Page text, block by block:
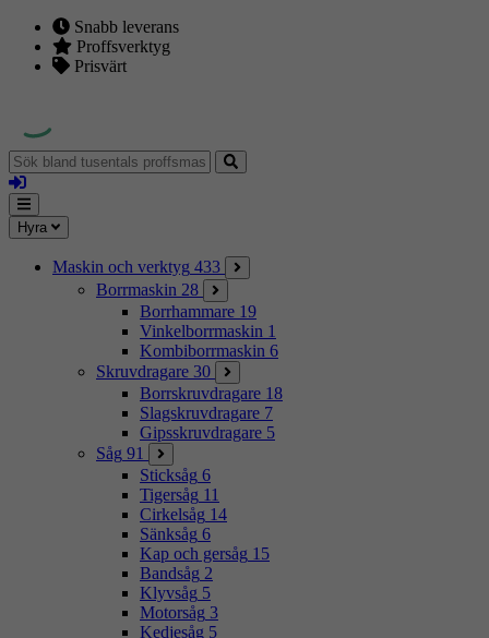
Snabb leverans
Proffsverktyg
Prisvärt
Sök
bland
tusentals
proffsmaskiner
Logga
in
Mina
sidor
Meny
Hyra
Maskin och verktyg 433
Borrmaskin 28
Borrhammare 19
Vinkelborrmaskin 1
Kombiborrmaskin 6
Skruvdragare 30
Borrskruvdragare 18
Slagskruvdragare 7
Gipsskruvdragare 5
Såg 91
Sticksåg 6
Tigersåg 11
Cirkelsåg 14
Sänksåg 6
Kap och gersåg 15
Bandsåg 2
Klyvsåg 5
Motorsåg 3
Kedjesåg 5